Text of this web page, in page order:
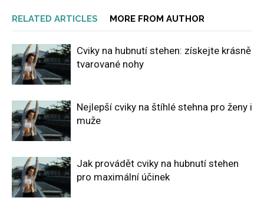
RELATED ARTICLES MORE FROM AUTHOR
Cviky na hubnutí stehen: získejte krásně
tvarované nohy
Nejlepší cviky na štíhlé stehna pro ženy i
muže
Jak provádět cviky na hubnutí stehen
pro maximální účinek